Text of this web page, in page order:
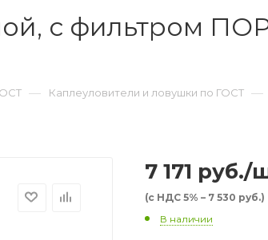
с фильтром
— Каплеуловители и ловушки по ГОСТ —
7 171 руб./
(с НДС 5% – 7 530 руб.)
В наличии